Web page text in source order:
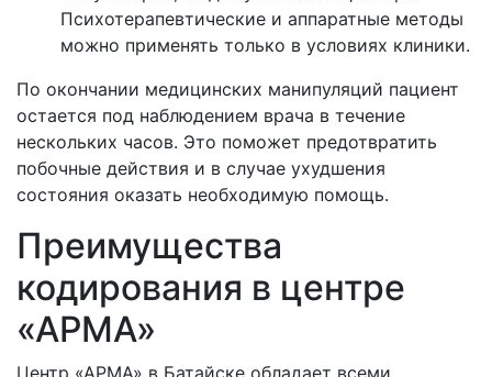
Психотерапевтические и аппаратные методы
можно применять только в условиях клиники.
По окончании медицинских манипуляций пациент
остается под наблюдением врача в течение
нескольких часов. Это поможет предотвратить
побочные действия и в случае ухудшения
состояния оказать необходимую помощь.
Преимущества
кодирования в центре
«АРМА»